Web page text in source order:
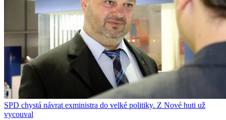
SPD chystá návrat exministra do velké politiky. Z Nové huti už
vycouval